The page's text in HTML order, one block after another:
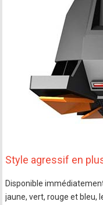
Style agressif en
Disponible
jaune, vert, rouge et bleu,